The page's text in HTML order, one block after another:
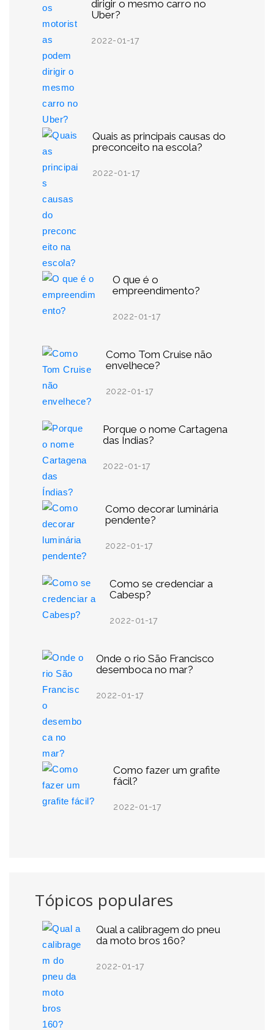
dirigir o mesmo carro no
Uber?
2022-01-17
Quais as principais causas do
preconceito na escola?
2022-01-17
O que é o
empreendimento?
2022-01-17
Como Tom Cruise não
envelhece?
2022-01-17
Porque o nome Cartagena
das Índias?
2022-01-17
Como decorar luminária
pendente?
2022-01-17
Como se credenciar a
Cabesp?
2022-01-17
Onde o rio São Francisco
desemboca no mar?
2022-01-17
Como fazer um grafite
fácil?
2022-01-17
Tópicos populares
Qual a calibragem do pneu
da moto bros 160?
2022-01-17